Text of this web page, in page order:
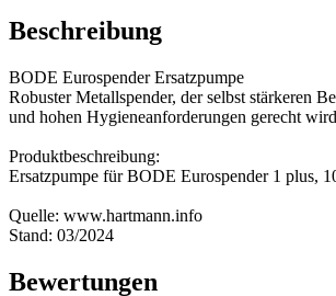
Beschreibung
BODE Eurospender Ersatzpumpe
Robuster Metallspender, der selbst stärkeren
und hohen Hygieneanforderungen gerecht
Produktbeschreibung:
Ersatzpumpe für BODE Eurospender 1 plus,
Quelle: www.hartmann.info
Stand: 03/2024
Bewertungen